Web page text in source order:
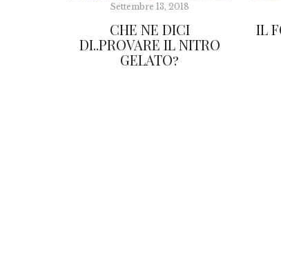
Settembre 13, 2018
CHE NE DICI
DI..PROVARE IL NITRO
GELATO?
IL